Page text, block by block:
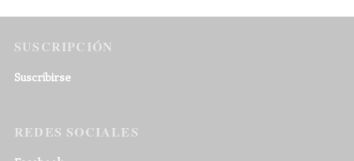
SUSCRIPCIÓN
Suscribirse
REDES SOCIALES